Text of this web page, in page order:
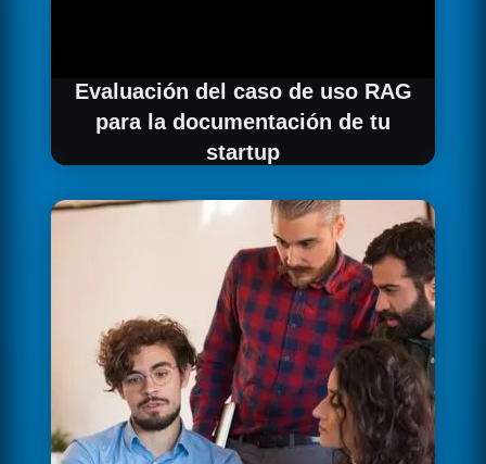
Evaluación del caso de uso RAG
para la documentación de tu
startup
documentación de tu startup en Barcelona
para determinar si Command R+ es la opción
óptima.